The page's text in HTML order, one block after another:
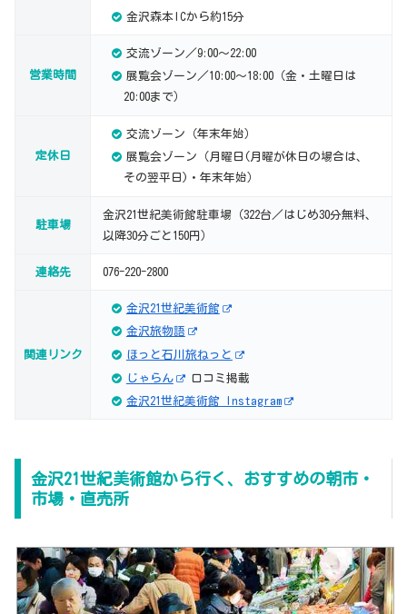
金沢森本ICから約15分
営業時間
交流ゾーン／9:00～22:00
展覧会ゾーン／10:00～18:00（金・土曜日は
20:00まで）
定休日
交流ゾーン（年末年始）
展覧会ゾーン（月曜日(月曜が休日の場合は、
その翌平日)・年末年始）
駐車場
金沢21世紀美術館駐車場（322台／はじめ30分無料、
以降30分ごと150円）
連絡先 076-220-2800
関連リンク
金沢21世紀美術館
金沢旅物語
ほっと石川旅ねっと
じゃらん
口コミ掲載
金沢21世紀美術館 Instagram
金沢21世紀美術館から行く、おすすめの朝市・
市場・直売所